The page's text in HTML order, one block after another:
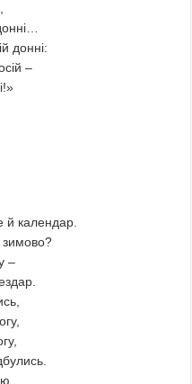
донні:
–
календар.
–